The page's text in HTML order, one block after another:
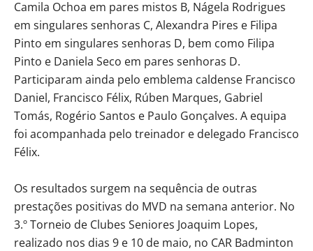
Camila Ochoa em pares mistos B, Nágela Rodrigues
em singulares senhoras C, Alexandra Pires e Filipa
Pinto em singulares senhoras D, bem como Filipa
Pinto e Daniela Seco em pares senhoras D.
Participaram ainda pelo emblema caldense Francisco
Daniel, Francisco Félix, Rúben Marques, Gabriel
Tomás, Rogério Santos e Paulo Gonçalves. A equipa
foi acompanhada pelo treinador e delegado Francisco
Félix.
Os resultados surgem na sequência de outras
prestações positivas do MVD na semana anterior. No
3.º Torneio de Clubes Seniores Joaquim Lopes,
realizado nos dias 9 e 10 de maio, no CAR Badminton